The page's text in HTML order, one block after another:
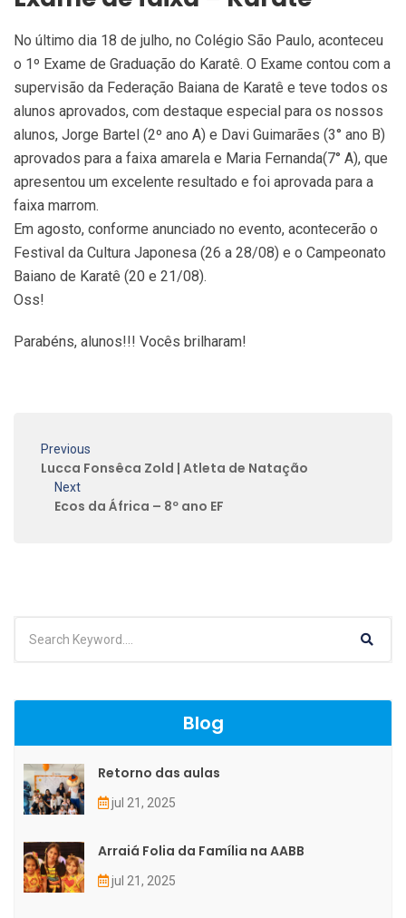
No último dia 18 de julho, no Colégio São Paulo, aconteceu
o 1º Exame de Graduação do Karatê. O Exame contou com a
supervisão da Federação Baiana de Karatê e teve todos os
alunos aprovados, com destaque especial para os nossos
alunos, Jorge Bartel (2º ano A) e Davi Guimarães (3° ano B)
aprovados para a faixa amarela e Maria Fernanda(7° A), que
apresentou um excelente resultado e foi aprovada para a
faixa marrom.
Em agosto, conforme anunciado no evento, acontecerão o
Festival da Cultura Japonesa (26 a 28/08) e o Campeonato
Baiano de Karatê (20 e 21/08).
Oss!
Parabéns, alunos!!! Vocês brilharam!
Previous
Lucca Fonsêca Zold | Atleta de Natação
Next
Ecos da África – 8º ano EF
Blog
Retorno das aulas
jul 21, 2025
Arraiá Folia da Família na AABB
jul 21, 2025